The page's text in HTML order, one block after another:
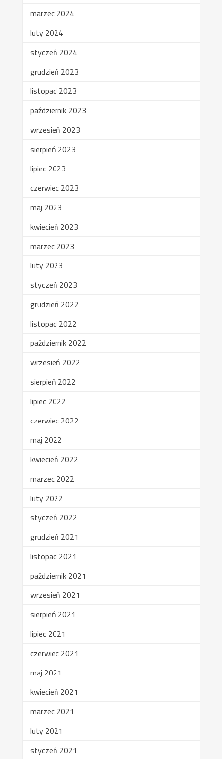
marzec 2024
luty 2024
styczeń 2024
grudzień 2023
listopad 2023
październik 2023
wrzesień 2023
sierpień 2023
lipiec 2023
czerwiec 2023
maj 2023
kwiecień 2023
marzec 2023
luty 2023
styczeń 2023
grudzień 2022
listopad 2022
październik 2022
wrzesień 2022
sierpień 2022
lipiec 2022
czerwiec 2022
maj 2022
kwiecień 2022
marzec 2022
luty 2022
styczeń 2022
grudzień 2021
listopad 2021
październik 2021
wrzesień 2021
sierpień 2021
lipiec 2021
czerwiec 2021
maj 2021
kwiecień 2021
marzec 2021
luty 2021
styczeń 2021